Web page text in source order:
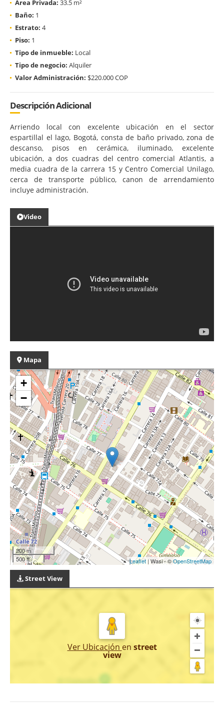
Área Privada: 33.5 m²
Baño: 1
Estrato: 4
Piso: 1
Tipo de inmueble: Local
Tipo de negocio: Alquiler
Valor Administración: $220.000 COP
Descripción Adicional
Arriendo local con excelente ubicación en el sector
espartillal el lago, Bogotá, consta de baño privado, zona de
descanso, pisos en cerámica, iluminado, excelente
ubicación, a dos cuadras del centro comercial Atlantis, a
media cuadra de la carrera 15 y Centro Comercial Unilago,
cerca de transporte público, canon de arrendamiento
incluye administración.
Video
Mapa
+
−
200 m
500 ft
Leaflet| Wasi - ©OpenStreetMap
Street View
Ver Ubicación en street
view